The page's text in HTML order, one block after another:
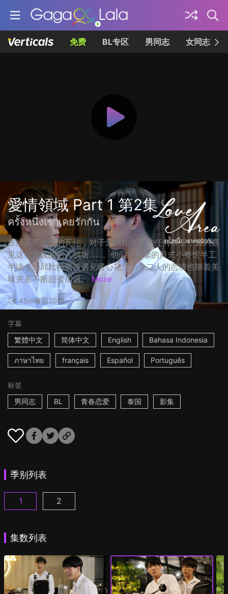
免费 BL专区 男同志 女同志
愛情領域 Part 1 第2集
ครั้งหนึ่งเราเคยรักกัน
在情人节出生的瓦伦，对于爱情始终不抱任何希望，直到遇
见这位温暖的男人凯唐……。他们在温馨的日式小餐馆半工
半读，当邱比特男孩遇见暖心花美男，二人的恋情也随着美
味关系不断甜蜜加温。 More
45m泰国2021
字幕
繁體中文
简体中文 English Bahasa Indonesia
ภาษาไทย français Español Português
标签
男同志
BL 青春恋爱 泰国 影集
季别列表
爱情领域 Part 1 第1集
1 爱情领域 Part 2 第1集
2
集数列表